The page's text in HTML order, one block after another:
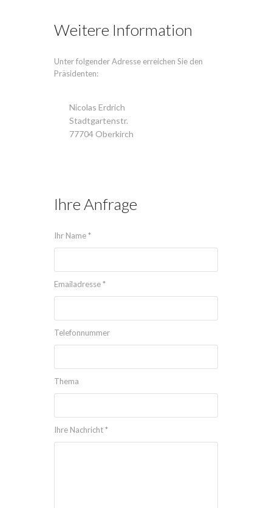
Weitere Information
Unter folgender Adresse erreichen Sie den
Präsidenten:
Nicolas Erdrich
Stadtgartenstr.
77704 Oberkirch
Ihre Anfrage
Ihr Name *
Emailadresse *
Telefonnummer
Thema
Ihre Nachricht *